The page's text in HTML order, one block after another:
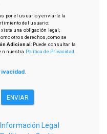
por el usuario y enviarle la
del usuario;
una obligación legal;
otros derechos, como se
Adicional: Puede consultar la
nuestra Política de Privacidad
.
ENVIAR
Información Legal